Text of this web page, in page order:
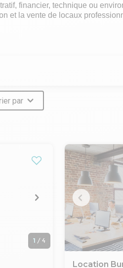
financier, technique ou
et la vente de locaux
par
1 / 4
Location